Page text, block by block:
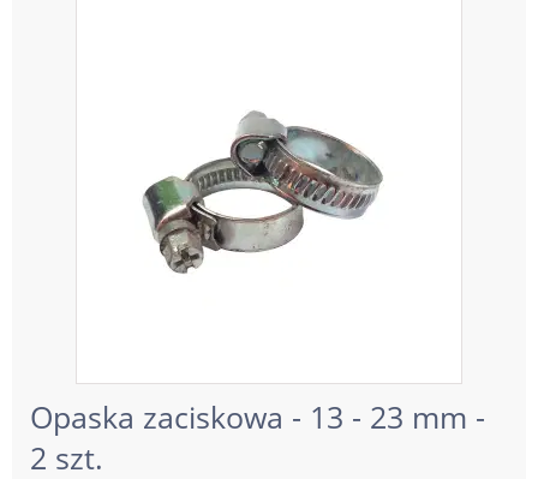
Opaska zaciskowa - 13 - 23 mm -
2 szt.